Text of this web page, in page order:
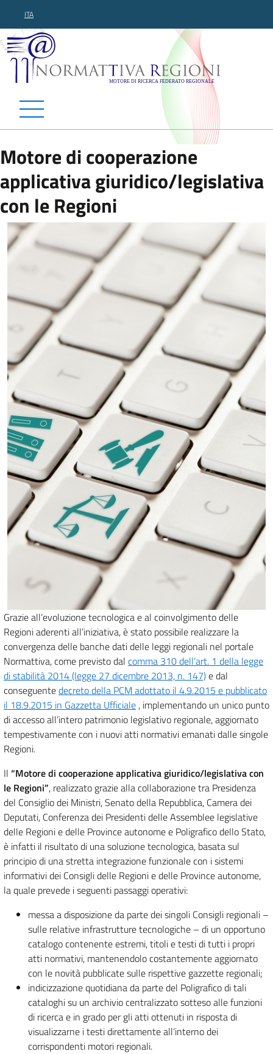
ITA
Normattiva Regioni -
Motore di cooperazione
applicativa giuridico/legislativa
con le Regioni
Grazie all’evoluzione tecnologica e al coinvolgimento delle
Regioni aderenti all’iniziativa, è stato possibile realizzare la
convergenza delle banche dati delle leggi regionali nel portale
Normattiva, come previsto dal comma 310 dell’art. 1 della legge
di stabilità 2014 (legge 27 dicembre 2013, n. 147)e dal
conseguentedecreto della PCM adottato il 4.9.2015 e pubblicato
il 18.9.2015 in Gazzetta Ufficiale , implementando un unico punto
di accesso all’intero patrimonio legislativo regionale, aggiornato
tempestivamente con i nuovi atti normativi emanati dalle singole
Regioni.
Il “Motore di cooperazione applicativa giuridico/legislativa con
le Regioni”, realizzato grazie alla collaborazione tra Presidenza
del Consiglio dei Ministri, Senato della Repubblica, Camera dei
Deputati, Conferenza dei Presidenti delle Assemblee legislative
delle Regioni e delle Province autonome e Poligrafico dello Stato,
è infatti il risultato di una soluzione tecnologica, basata sul
principio di una stretta integrazione funzionale con i sistemi
informativi dei Consigli delle Regioni e delle Province autonome,
la quale prevede i seguenti passaggi operativi:
messa a disposizione da parte dei singoli Consigli regionali –
sulle relative infrastrutture tecnologiche – di un opportuno
catalogo contenente estremi, titoli e testi di tutti i propri
atti normativi, mantenendolo costantemente aggiornato
con le novità pubblicate sulle rispettive gazzette regionali;
indicizzazione quotidiana da parte del Poligrafico di tali
cataloghi su un archivio centralizzato sotteso alle funzioni
di ricerca e in grado per gli atti ottenuti in risposta di
visualizzarne i testi direttamente all’interno dei
corrispondenti motori regionali.